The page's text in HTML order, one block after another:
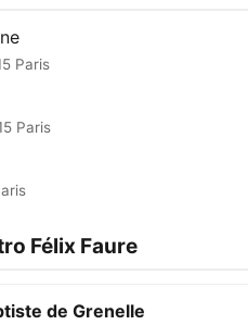
Paris
Paris
Félix Faure
de Grenelle